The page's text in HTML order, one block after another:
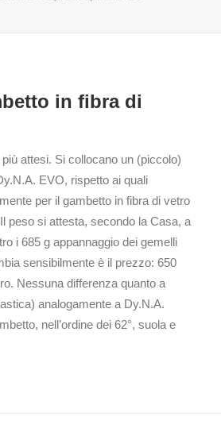
in fibra di
attesi. Si collocano un (piccolo)
EVO, rispetto ai quali
per il gambetto in fibra di vetro
peso si attesta, secondo la Casa, a
i 685 g appannaggio dei gemelli
sensibilmente è il prezzo: 650
Nessuna differenza quanto a
analogamente a Dy.N.A.
nell’ordine dei 62°, suola e